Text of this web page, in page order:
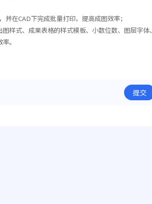
在CAD下完成批量打印，提高成图效率；
样式、成果表格的样式模板、小数位数、图层字体、
。
提交